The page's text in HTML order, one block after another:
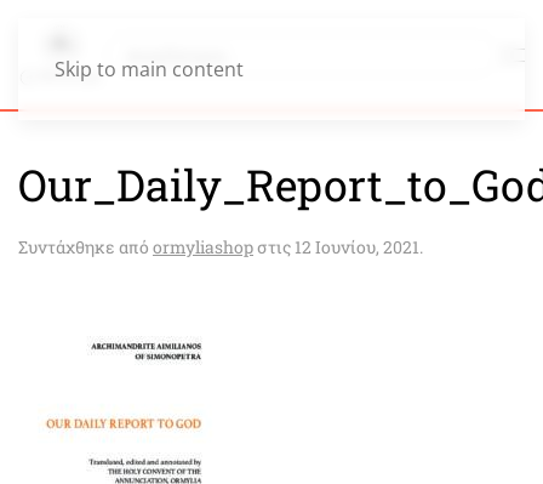
Skip to main content
Συντάχθηκε από ormyliashopστις 12 Ιουνίου, 2021.